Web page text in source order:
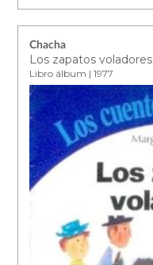
Chacha
Los zapatos voladores
Libro álbum | 1977